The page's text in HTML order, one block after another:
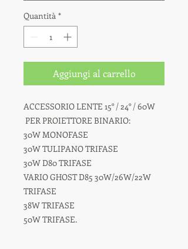
Quantità *
Aggiungi al carrello
ACCESSORIO LENTE 15° / 24° / 60W
PER PROIETTORE BINARIO:
30W MONOFASE
30W TULIPANO TRIFASE
30W D80 TRIFASE
VARIO GHOST D85 30W/26W/22W
TRIFASE
38W TRIFASE
50W TRIFASE.